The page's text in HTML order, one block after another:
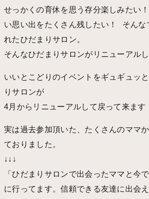
せっかくの育休を思う存分楽しみたい
い思い出をたくさん残したい！ そんな
れたひだまりサロン。
そんなひだまりサロンがリニューアルし
いいとこどりのイベントをギュギュッ
りサロンが
4月からリニューアルして戻って来ます
実は過去参加頂いた、たくさんのママ
ておりました。
↓↓↓
「ひだまりサロンで出会ったママと今
に行ってます。信頼できる友達に出会